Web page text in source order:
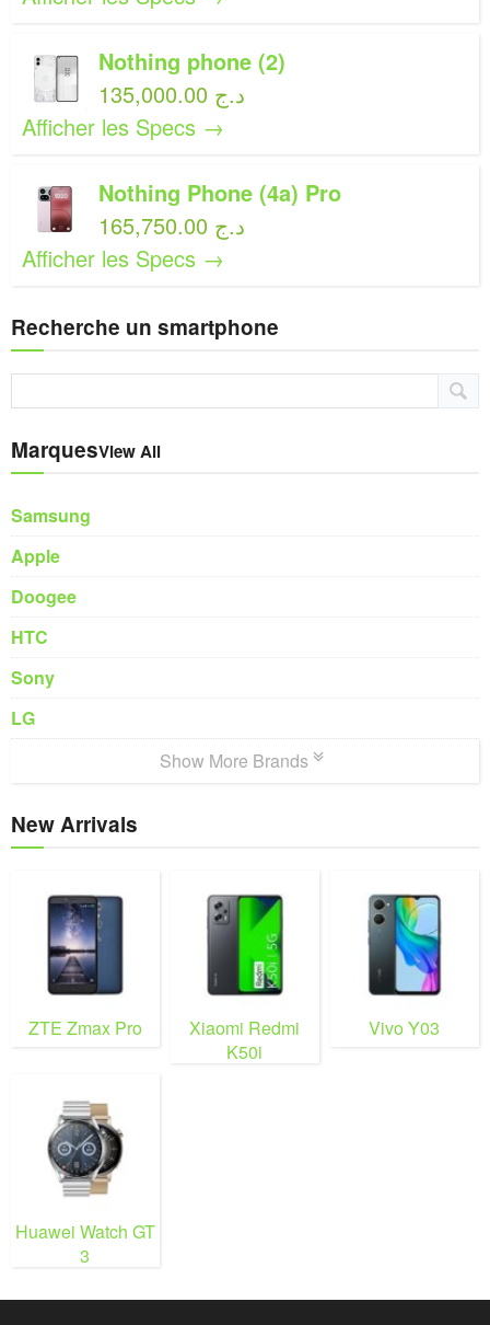
Nothing phone (2)
135,000.00 د.ج
Afficher les Specs →
Nothing Phone (4a) Pro
165,750.00 د.ج
Afficher les Specs →
Recherche un smartphone
MarquesView All
Samsung
Apple
Doogee
HTC
Sony
LG
Show More Brands
New Arrivals
ZTE Zmax Pro
Xiaomi Redmi
K50i
Vivo Y03
Huawei Watch GT
3